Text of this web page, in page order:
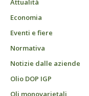
Attualità
Economia
Eventi e fiere
Normativa
Notizie dalle aziende
Olio DOP IGP
Oli monovarietali